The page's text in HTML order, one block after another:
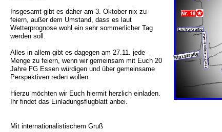
Insgesamt gibt es daher am 3. Oktober nix zu
feiern, außer dem Umstand, dass es laut
Wetterprognose wohl ein sehr sommerlicher Tag
werden soll.
Alles in allem gibt es dagegen am 27.11. jede
Menge zu feiern, wenn wir gemeinsam mit Euch 20
Jahre FG Essen würdigen und über gemeinsame
Perspektiven reden wollen.
Hierzu möchten wir Euch hiermit herzlich einladen.
Ihr findet das Einladungsflugblatt anbei.
Mit internationalistischem Gruß